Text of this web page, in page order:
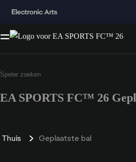
EA SPORTS FC™ 26
Thuis Geplaatste bal